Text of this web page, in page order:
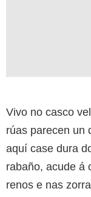
Vivo no casco
rúas parecen un
aquí case dura
rabaño, acude á
renos e nas